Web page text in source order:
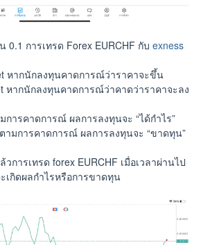
0.1 การเทรด Forex EURCHF กับ exness
หากนักลงทุนคาดการณ์ว่าราคาจะขึ้น
หากนักลงทุนคาดการณ์ว่าคาดว่าราคาจะลง
การคาดการณ์ ผลการลงทุนจะ “ได้กำไร”
ามการคาดการณ์ ผลการลงทุนจะ “ขาดทุน”
การเทรด forex EURCHF เมื่อเวลาผ่านไป
เกิดผลกำไรหรือการขาดทุน